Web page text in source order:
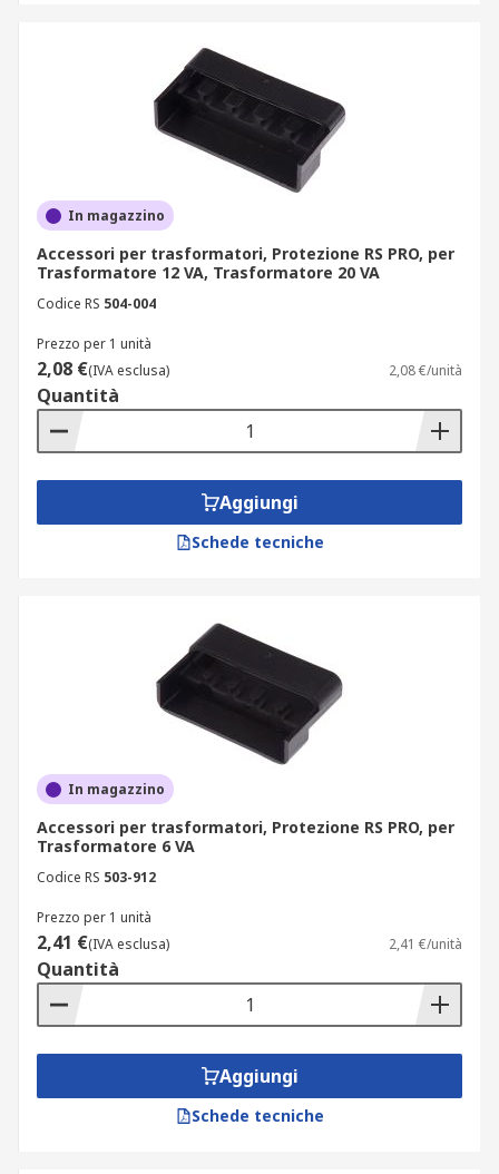
In magazzino
Accessori per trasformatori, Protezione RS PRO, per
Trasformatore 12 VA, Trasformatore 20 VA
Codice RS 504-004
Prezzo per 1 unità
2,08 €(IVA esclusa) 2,08 €/unità
Quantità
Aggiungi
Schede tecniche
In magazzino
Accessori per trasformatori, Protezione RS PRO, per
Trasformatore 6 VA
Codice RS 503-912
Prezzo per 1 unità
2,41 €(IVA esclusa) 2,41 €/unità
Quantità
Aggiungi
Schede tecniche